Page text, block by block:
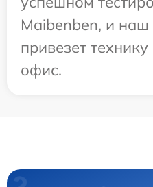
Maibenben, и наш
привезет
офис.